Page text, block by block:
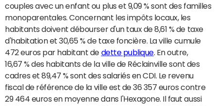
couples avec un enfant ou plus et 9,09 % sont des familles
monoparentales. Concernant les impôts locaux, les
habitants doivent débourser d'un taux de 8,61 % de taxe
d'habitation et 30,65 % de taxe foncière. La ville cumule
472 euros par habitant de dette publique. En outre,
16,67 % des habitants de la ville de Réclainville sont des
cadres et 89,47 % sont des salariés en CDI. Le revenu
fiscal de référence de la ville est de 36 357 euros contre
29 464 euros en moyenne dans l'Hexagone. Il faut aussi